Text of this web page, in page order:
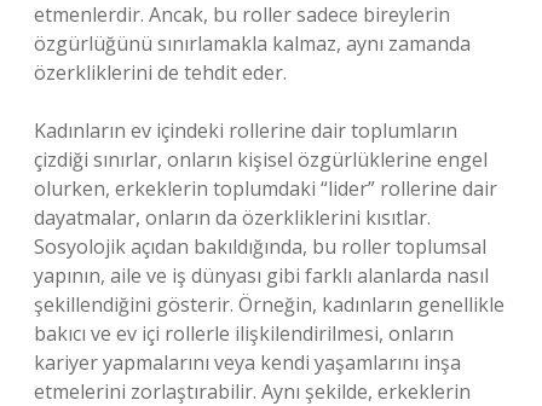
etmenlerdir. Ancak, bu roller sadece bireylerin
özgürlüğünü sınırlamakla kalmaz, aynı zamanda
özerkliklerini de tehdit eder.
Kadınların ev içindeki rollerine dair toplumların
çizdiği sınırlar, onların kişisel özgürlüklerine engel
olurken, erkeklerin toplumdaki “lider” rollerine dair
dayatmalar, onların da özerkliklerini kısıtlar.
Sosyolojik açıdan bakıldığında, bu roller toplumsal
yapının, aile ve iş dünyası gibi farklı alanlarda nasıl
şekillendiğini gösterir. Örneğin, kadınların genellikle
bakıcı ve ev içi rollerle ilişkilendirilmesi, onların
kariyer yapmalarını veya kendi yaşamlarını inşa
etmelerini zorlaştırabilir. Aynı şekilde, erkeklerin